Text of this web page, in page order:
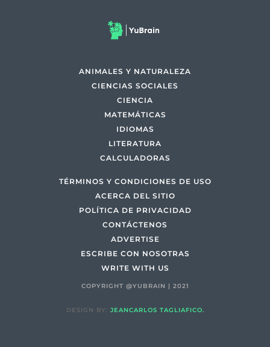
ANIMALES Y NATURALEZA
CIENCIAS SOCIALES
CIENCIA
MATEMÁTICAS
IDIOMAS
LITERATURA
CALCULADORAS
TÉRMINOS Y CONDICIONES DE USO
ACERCA DEL SITIO
POLÍTICA DE PRIVACIDAD
CONTÁCTENOS
ADVERTISE
ESCRIBE CON NOSOTRAS
WRITE WITH US
COPYRIGHT @YUBRAIN | 2021
DESIGN BY: JEANCARLOS TAGLIAFICO.